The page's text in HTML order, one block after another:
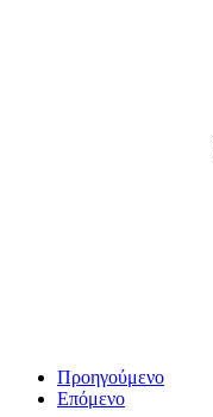
Προηγούμενο
Επόμενο